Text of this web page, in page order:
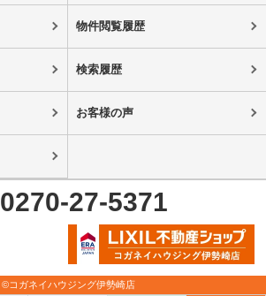
物件閲覧履歴
検索履歴
お客様の声
0270-27-5371
©コガネイハウジング伊勢崎店